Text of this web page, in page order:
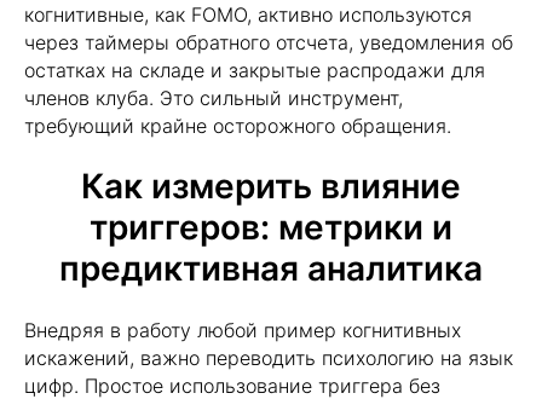
когнитивные, как FOMO, активно используются
через таймеры обратного отсчета, уведомления об
остатках на складе и закрытые распродажи для
членов клуба. Это сильный инструмент,
требующий крайне осторожного обращения.
Как измерить влияние
триггеров: метрики и
предиктивная аналитика
Внедряя в работу любой пример когнитивных
искажений, важно переводить психологию на язык
цифр. Простое использование триггера без